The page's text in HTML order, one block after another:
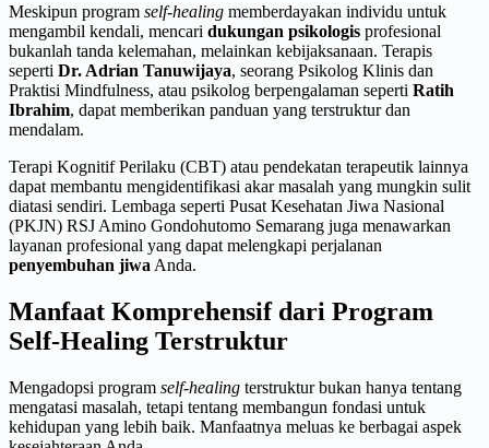
Meskipun program self-healing memberdayakan individu untuk
mengambil kendali, mencari dukungan psikologis profesional
bukanlah tanda kelemahan, melainkan kebijaksanaan. Terapis
seperti Dr. Adrian Tanuwijaya, seorang Psikolog Klinis dan
Praktisi Mindfulness, atau psikolog berpengalaman seperti Ratih
Ibrahim, dapat memberikan panduan yang terstruktur dan
mendalam.
Terapi Kognitif Perilaku (CBT) atau pendekatan terapeutik lainnya
dapat membantu mengidentifikasi akar masalah yang mungkin sulit
diatasi sendiri. Lembaga seperti Pusat Kesehatan Jiwa Nasional
(PKJN) RSJ Amino Gondohutomo Semarang juga menawarkan
layanan profesional yang dapat melengkapi perjalanan
penyembuhan jiwa Anda.
Manfaat Komprehensif dari Program
Self-Healing Terstruktur
Mengadopsi program self-healing terstruktur bukan hanya tentang
mengatasi masalah, tetapi tentang membangun fondasi untuk
kehidupan yang lebih baik. Manfaatnya meluas ke berbagai aspek